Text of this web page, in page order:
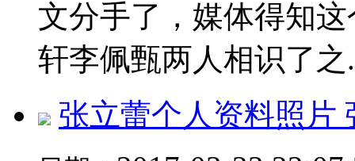
文分手了，媒体得知
轩李佩甄两人相识了之
张立蕾个人资料照片